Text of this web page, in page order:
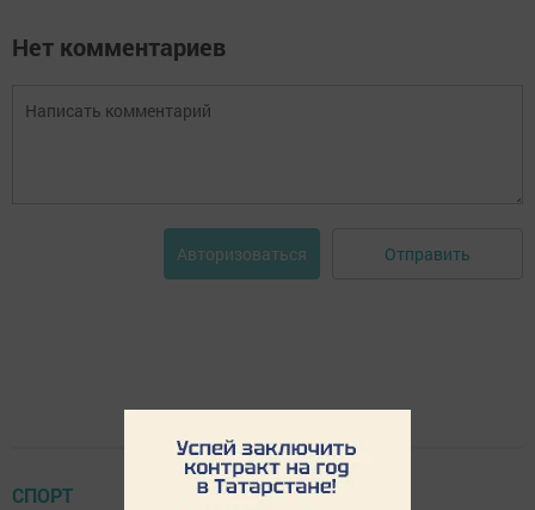
Нет комментариев
Авторизоваться Отправить
СПОРТ